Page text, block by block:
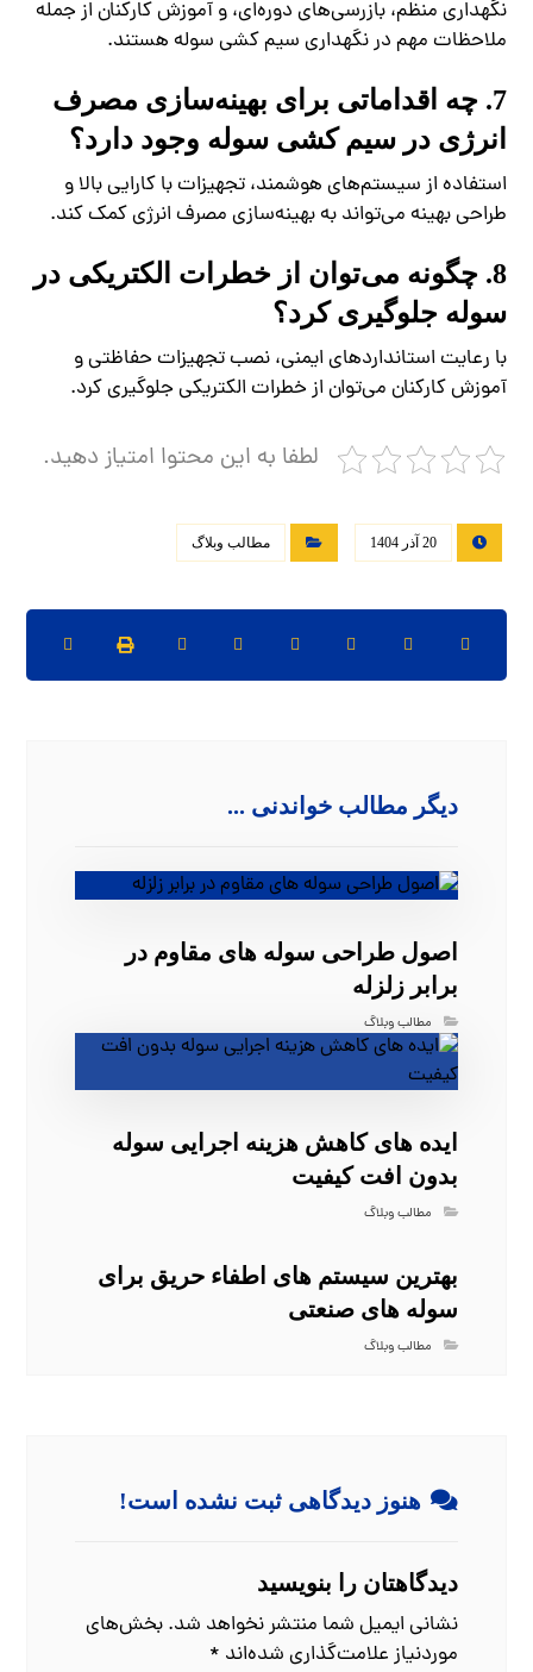
نگهداری منظم، بازرسی‌های دوره‌ای، و آموزش کارکنان از جمله
ملاحظات مهم در نگهداری سیم کشی سوله هستند.
7. چه اقداماتی برای بهینه‌سازی مصرف
انرژی در سیم کشی سوله وجود دارد؟
استفاده از سیستم‌های هوشمند، تجهیزات با کارایی بالا و
طراحی بهینه می‌تواند به بهینه‌سازی مصرف انرژی کمک کند.
8. چگونه می‌توان از خطرات الکتریکی در
سوله جلوگیری کرد؟
با رعایت استانداردهای ایمنی، نصب تجهیزات حفاظتی و
آموزش کارکنان می‌توان از خطرات الکتریکی جلوگیری کرد.
لطفا به این محتوا امتیاز دهید.
20 آذر 1404 مطالب وبلاگ
دیگر مطالب خواندنی ...
اصول طراحی سوله‌ های مقاوم در
برابر زلزله
مطالب وبلاگ
ایده‌ های کاهش هزینه اجرایی سوله
بدون افت کیفیت
مطالب وبلاگ
بهترین سیستم‌ های اطفاء حریق برای
سوله‌ های صنعتی
مطالب وبلاگ
هنوز دیدگاهی ثبت نشده است!
دیدگاهتان را بنویسید
نشانی ایمیل شما منتشر نخواهد شد. بخش‌های
موردنیاز علامت‌گذاری شده‌اند *